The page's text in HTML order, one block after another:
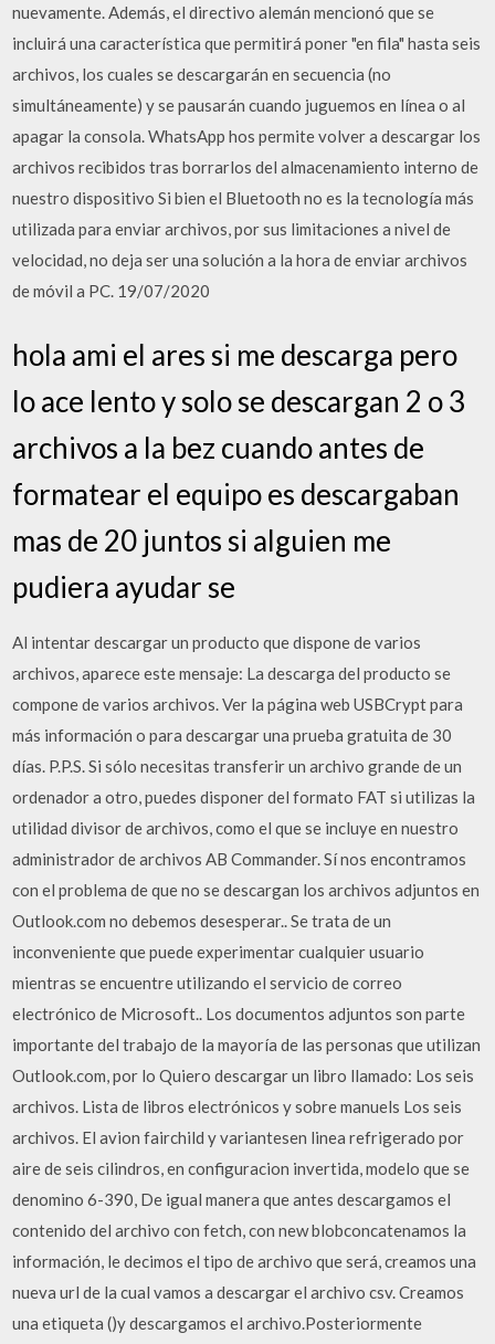
nuevamente. Además, el directivo alemán mencionó que se
incluirá una característica que permitirá poner "en fila" hasta seis
archivos, los cuales se descargarán en secuencia (no
simultáneamente) y se pausarán cuando juguemos en línea o al
apagar la consola. WhatsApp hos permite volver a descargar los
archivos recibidos tras borrarlos del almacenamiento interno de
nuestro dispositivo Si bien el Bluetooth no es la tecnología más
utilizada para enviar archivos, por sus limitaciones a nivel de
velocidad, no deja ser una solución a la hora de enviar archivos
de móvil a PC. 19/07/2020
hola ami el ares si me descarga pero
lo ace lento y solo se descargan 2 o 3
archivos a la bez cuando antes de
formatear el equipo es descargaban
mas de 20 juntos si alguien me
pudiera ayudar se
Al intentar descargar un producto que dispone de varios
archivos, aparece este mensaje: La descarga del producto se
compone de varios archivos. Ver la página web USBCrypt para
más información o para descargar una prueba gratuita de 30
días. P.P.S. Si sólo necesitas transferir un archivo grande de un
ordenador a otro, puedes disponer del formato FAT si utilizas la
utilidad divisor de archivos, como el que se incluye en nuestro
administrador de archivos AB Commander. Sí nos encontramos
con el problema de que no se descargan los archivos adjuntos en
Outlook.com no debemos desesperar.. Se trata de un
inconveniente que puede experimentar cualquier usuario
mientras se encuentre utilizando el servicio de correo
electrónico de Microsoft.. Los documentos adjuntos son parte
importante del trabajo de la mayoría de las personas que utilizan
Outlook.com, por lo Quiero descargar un libro llamado: Los seis
archivos. Lista de libros electrónicos y sobre manuels Los seis
archivos. El avion fairchild y variantesen linea refrigerado por
aire de seis cilindros, en configuracion invertida, modelo que se
denomino 6-390, De igual manera que antes descargamos el
contenido del archivo con fetch, con new blobconcatenamos la
información, le decimos el tipo de archivo que será, creamos una
nueva url de la cual vamos a descargar el archivo csv. Creamos
una etiqueta ()y descargamos el archivo.Posteriormente